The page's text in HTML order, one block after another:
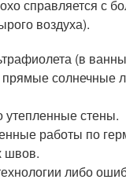
справляется с
воздуха).
(в
солнечные
утепленные стены.
работы по
швов.
либо